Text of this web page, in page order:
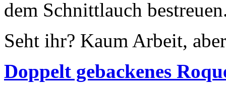
dem Schnittlauch
Seht ihr? Kaum Arbeit,
Doppelt gebackenes